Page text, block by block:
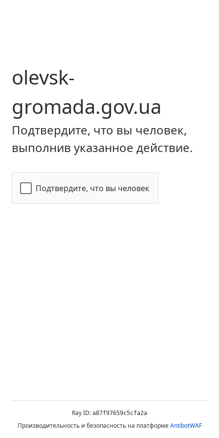
olevsk-
gromada.gov.ua
Подтвердите, что вы человек,
выполнив указанное действие.
Подтвердите, что вы человек
Ray ID: a87f97659c5cfa2a
Производительность и безопасность на платформеAntibotWAF